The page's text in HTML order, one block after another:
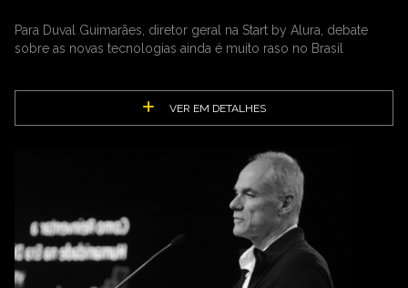
Para Duval Guimarães, diretor geral na Start by Alura, debate
sobre as novas tecnologias ainda é muito raso no Brasil
VER EM DETALHES